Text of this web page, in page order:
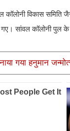
कॉलोनी विकास
गए। सांवल कॉलोनी
गया हनुमान